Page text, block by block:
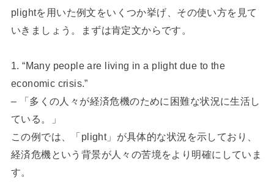
plightを用いた例文をいくつか挙げ、その使い方を見て
いきましょう。まずは肯定文からです。
1. “Many people are living in a plight due to the
economic crisis.”
– 「多くの人々が経済危機のために困難な状況に生活し
ている。」
この例では、「plight」が具体的な状況を示しており、
経済危機という背景が人々の苦境をより明確にしていま
す。